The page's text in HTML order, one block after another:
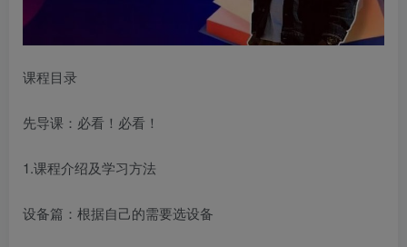
课程目录
先导课：必看！必看！
1.课程介绍及学习方法
设备篇：根据自己的需要选设备